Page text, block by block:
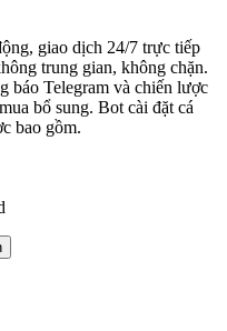
giao dịch 24/7 trực tiếp
trung gian, không chặn.
báo Telegram và chiến lược
bổ sung. Bot cài đặt cá
bao gồm.